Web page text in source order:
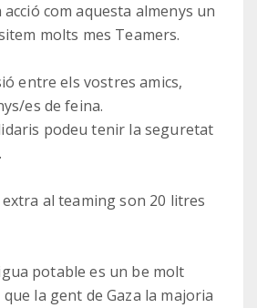
com aquesta almenys un
molts mes Teamers.
entre els vostres amics,
es de feina.
podeu tenir la seguretat
al teaming son 20 litres
potable es un be molt
la gent de Gaza la majoria